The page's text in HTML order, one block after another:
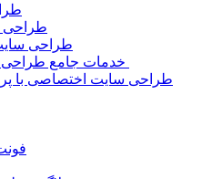
طراحی
طراحی سایت
طراحی سایت اختصاصی با